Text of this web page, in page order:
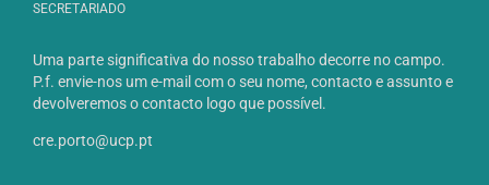
SECRETARIADO
Uma parte significativa do nosso trabalho decorre no campo.
P.f. envie-nos um e-mail com o seu nome, contacto e assunto e
devolveremos o contacto logo que possível.
cre.porto@ucp.pt